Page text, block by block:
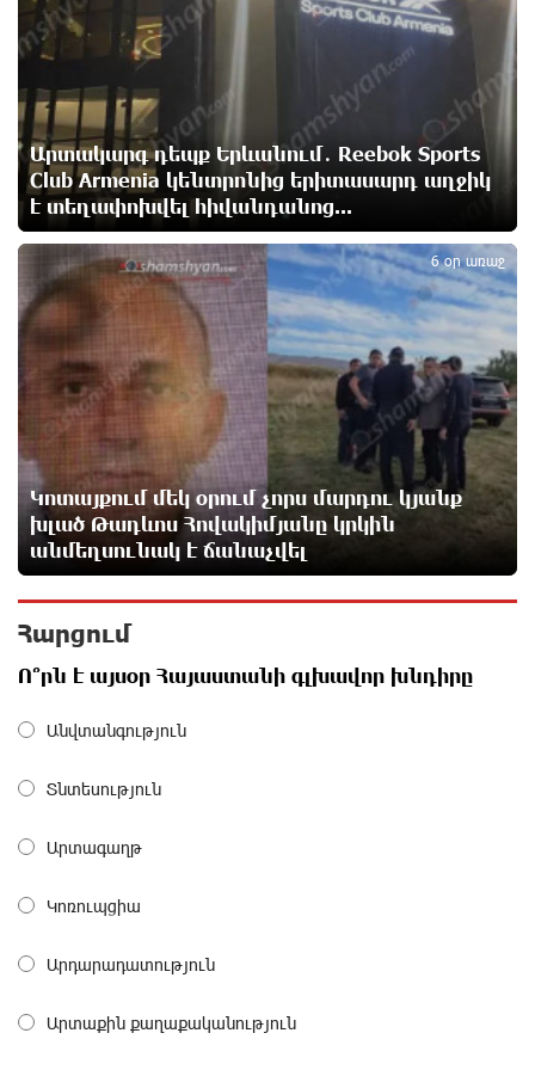
Ռուսաստանի հետ խնդիրները պետք է լուծել
դիվանագիտական ճանապարհով․ Նարեկ
Կարապետյան
11 ժամ առաջ
Վաղը մենք ԱԺ չենք գալու. Նարեկ Կարապետյան
ՈւՂԻՂ. Նարեկ Կարապետյանը հանդես է գալիս
հայտարարությամբ
12 ժամ առաջ
Moody’s-ը IDBank-ի վարկանիշային հեռանկարը
փոխել է դրականի
12 ժամ առաջ
Վեհափառի անձնագրի մեջ գրված է՝ Գարեգին Բ․
նույնիսկ քննիչներն ու դատախազներն են այդպես
29.800 քկմ տարածքը կրճատվեց. Վարդևանյանը՝
Ֆասթ Բանկը Սևան Ստարտափ Սամմիթին
Սավգուլյան
Արտակարգ դեպք Երևանում․ Reebok Sports
Club Armenia կենտրոնից երիտասարդ աղջիկ
է տեղափոխվել հիվանդանոց...
Կոտայքում մեկ օրում չորս մարդու կյանք
խլած Թադևոս Հովակիմյանը կրկին
անմեղսունակ է ճանաչվել
6 օր առաջ
5
Հարցում
Ո՞րն է այսօր Հայաստանի գլխավոր խնդիրը
Անվտանգություն
Տնտեսություն
Արտագաղթ
Կոռուպցիա
Արդարադատություն
Արտաքին քաղաքականություն